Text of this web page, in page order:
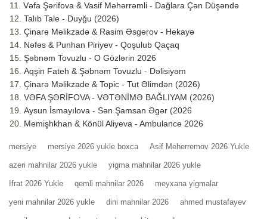
Vəfa Şərifova & Vasif Məhərrəmli - Dağlara Çən Düşəndə
Talıb Tale - Duyğu (2026)
Çinarə Məlikzadə & Rasim Əsgərov - Hekayə
Nəfəs & Punhan Piriyev - Qoşulub Qaçaq
Şəbnəm Tovuzlu - O Gözlərin 2026
Aqşin Fateh & Şəbnəm Tovuzlu - Dəlisiyəm
Çinarə Məlikzade & Topic - Tut Əlimdən (2026)
VƏFA ŞƏRİFOVA - VƏTƏNİMƏ BAĞLIYAM (2026)
Aysun İsmayılova - Sən Şamsan Əgər (2026
Memişhkhan & Könül Aliyeva - Ambulance 2026
mersiye mersiye 2026 yukle boxca Asif Meherremov 2026 Yukle
azeri mahnilar 2026 yukle yigma mahnilar 2026 yukle
Ifrat 2026 Yukle qemli mahnilar 2026 meyxana yigmalar
yeni mahnilar 2026 yukle dini mahnilar 2026 ahmed mustafayev